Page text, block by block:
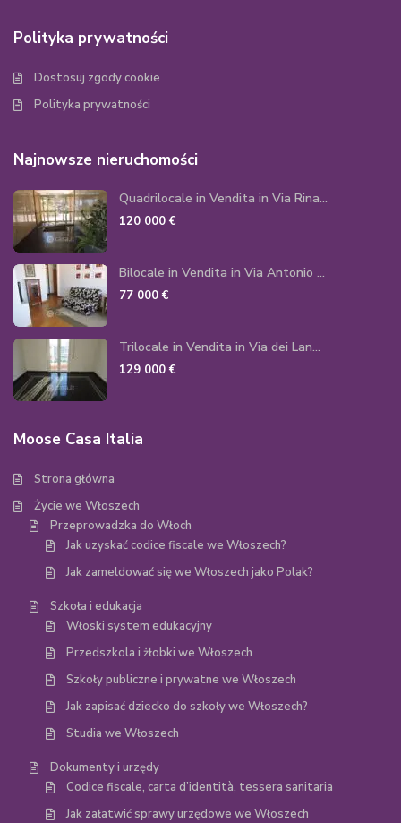
Polityka prywatności
Dostosuj zgody cookie
Polityka prywatności
Najnowsze nieruchomości
Quadrilocale in Vendita in Via Rina...
120 000 €
Bilocale in Vendita in Via Antonio ...
77 000 €
Trilocale in Vendita in Via dei Lan...
129 000 €
Moose Casa Italia
Strona główna
Życie we Włoszech
Przeprowadzka do Włoch
Jak uzyskać codice fiscale we Włoszech?
Jak zameldować się we Włoszech jako Polak?
Szkoła i edukacja
Włoski system edukacyjny
Przedszkola i żłobki we Włoszech
Szkoły publiczne i prywatne we Włoszech
Jak zapisać dziecko do szkoły we Włoszech?
Studia we Włoszech
Dokumenty i urzędy
Codice fiscale, carta d’identità, tessera sanitaria
Jak załatwić sprawy urzędowe we Włoszech